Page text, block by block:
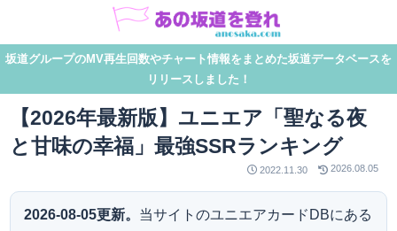
坂道グループのMV再生回数やチャート情報をまとめた坂道データベースを
リリースしました！
【2026年最新版】ユニエア「聖なる夜
と甘味の幸福」最強SSRランキング
2022.11.30 2026.08.05
2026-08-05更新。 当サイトのユニエアカードDBにある